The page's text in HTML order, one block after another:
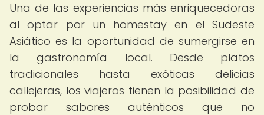
Una de las experiencias más enriquecedoras
al optar por un homestay en el Sudeste
Asiático es la oportunidad de sumergirse en
la gastronomía local. Desde platos
tradicionales hasta exóticas delicias
callejeras, los viajeros tienen la posibilidad de
probar sabores auténticos que no